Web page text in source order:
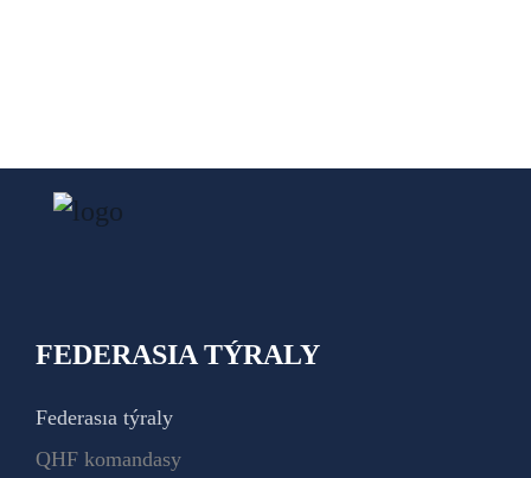
FEDERASIA TÝRALY
Federasıa týraly
QHF komandasy